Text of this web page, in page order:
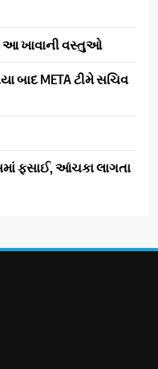
આ ખાવાની વસ્તુઓ
બાદ META ટીમે સચિવ
ફસાઈ, આંચકા લાગતા